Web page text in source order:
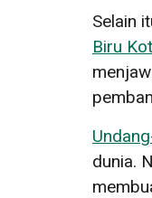
Selain
Biru
dunia.